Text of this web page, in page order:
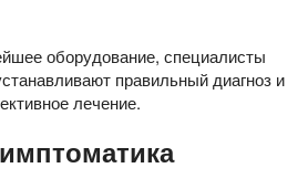
оборудование, специалисты
правильный диагноз и
лечение.